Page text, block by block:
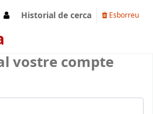
Historial de cerca Esborreu
vostre compte